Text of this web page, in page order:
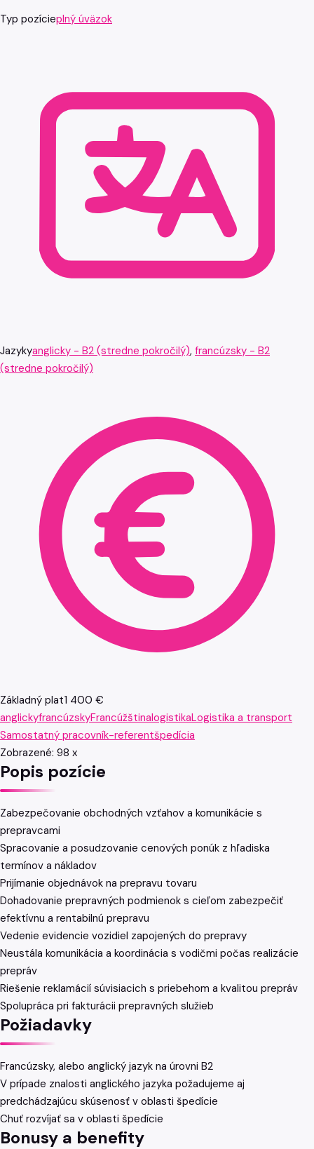
Typ pozícieplný úväzok
Jazykyanglicky - B2 (stredne pokročilý), francúzsky - B2
(stredne pokročilý)
Základný plat1 400 €
anglickyfrancúzskyFrancúžštinalogistikaLogistika a transport
Samostatný pracovník-referentšpedícia
Zobrazené: 98 x
Popis pozície
Zabezpečovanie obchodných vzťahov a komunikácie s
prepravcami
Spracovanie a posudzovanie cenových ponúk z hľadiska
termínov a nákladov
Prijímanie objednávok na prepravu tovaru
Dohadovanie prepravných podmienok s cieľom zabezpečiť
efektívnu a rentabilnú prepravu
Vedenie evidencie vozidiel zapojených do prepravy
Neustála komunikácia a koordinácia s vodičmi počas realizácie
prepráv
Riešenie reklamácií súvisiacich s priebehom a kvalitou prepráv
Spolupráca pri fakturácii prepravných služieb
Požiadavky
Francúzsky, alebo anglický jazyk na úrovni B2
V prípade znalosti anglického jazyka požadujeme aj
predchádzajúcu skúsenosť v oblasti špedície
Chuť rozvíjať sa v oblasti špedície
Bonusy a benefity